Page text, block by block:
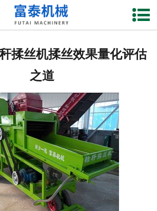
资质荣誉
新闻中心
厂房设备
联系我们
揉丝机揉丝效果量化评估
之道